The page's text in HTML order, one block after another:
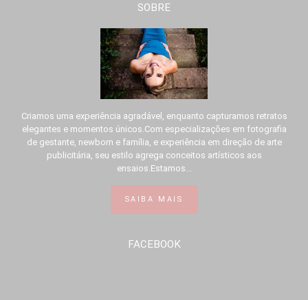
SOBRE
Criamos uma experiência agradável, enquanto capturamos retratos
elegantes e momentos únicos.Com especializações em fotografia
de gestante, newborn e família, e experiência em direção de arte
publicitária, seu estilo agrega conceitos artísticos aos
ensaios.Estamos...
SAIBA MAIS
FACEBOOK